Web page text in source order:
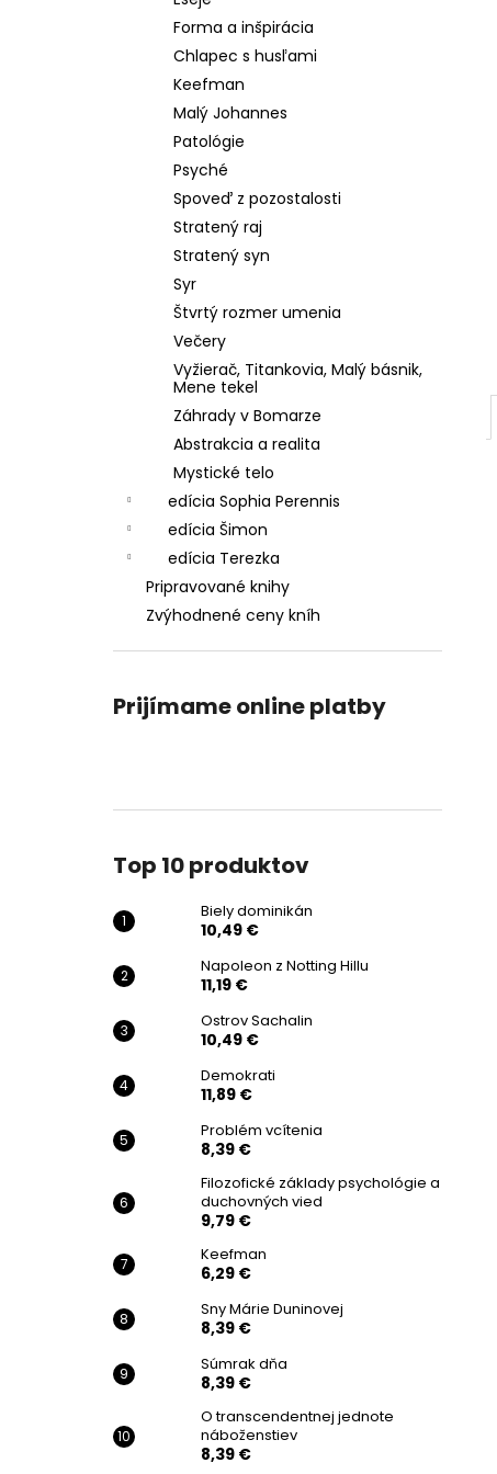
Forma a inšpirácia
Chlapec s husľami
Keefman
Malý Johannes
Patológie
Psyché
Spoveď z pozostalosti
Stratený raj
Stratený syn
Syr
Štvrtý rozmer umenia
Večery
Vyžierač, Titankovia, Malý básnik,
Mene tekel
Záhrady v Bomarze
Abstrakcia a realita
Mystické telo
edícia Sophia Perennis
edícia Šimon
edícia Terezka
Pripravované knihy
Zvýhodnené ceny kníh
Prijímame online platby
Top 10 produktov
Biely dominikán
10,49 €
Napoleon z Notting Hillu
11,19 €
Ostrov Sachalin
10,49 €
Demokrati
11,89 €
Problém vcítenia
8,39 €
Filozofické základy psychológie a
duchovných vied
9,79 €
Keefman
6,29 €
Sny Márie Duninovej
8,39 €
Súmrak dňa
8,39 €
O transcendentnej jednote
náboženstiev
8,39 €
BIELY DOMINIKÁN
10,49 €
Pôvodne:14,99 €